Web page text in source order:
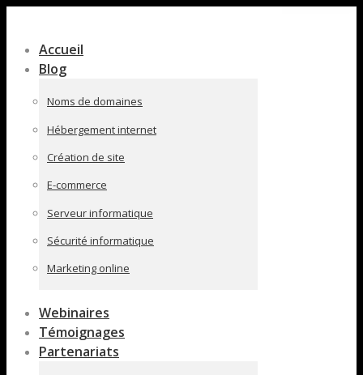
pleine
largeur
Accueil
Blog
Noms de domaines
Hébergement internet
Création de site
E-commerce
Serveur informatique
Sécurité informatique
Marketing online
Webinaires
Témoignages
Partenariats